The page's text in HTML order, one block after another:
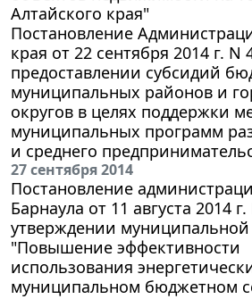
Алтайского края"
Постановление
края от 22 сентября 2014 г. N
предоставлении субсидий
муниципальных районов и
округов в целях поддержки
муниципальных программ
и среднего
27 сентября 2014
Постановление
Барнаула от 11 августа 2014
утверждении
"Повышение эффективности
использования
муниципальном бюджетном